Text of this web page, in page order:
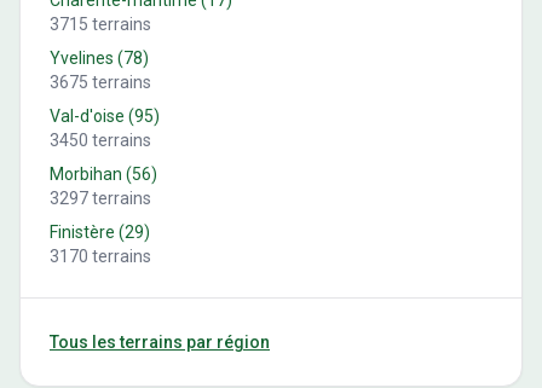
3715 terrains
Yvelines (78)
3675 terrains
Val-d'oise (95)
3450 terrains
Morbihan (56)
3297terrains
Finistère (29)
3170 terrains
Tous les terrains par région